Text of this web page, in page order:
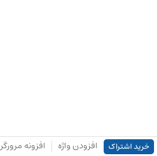
خرید اشتراک افزودن واژه افزونه مرورگر